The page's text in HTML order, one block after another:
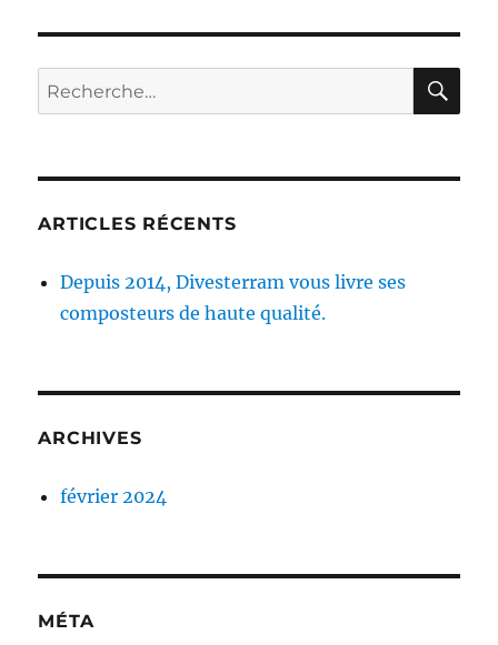
Recherche
pour :
ARTICLES RÉCENTS
Depuis 2014, Divesterram vous livre ses
composteurs de haute qualité.
ARCHIVES
février 2024
MÉTA